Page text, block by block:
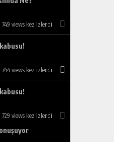
749 views kez izlendi
744 views kez izlendi
729 views kez izlendi